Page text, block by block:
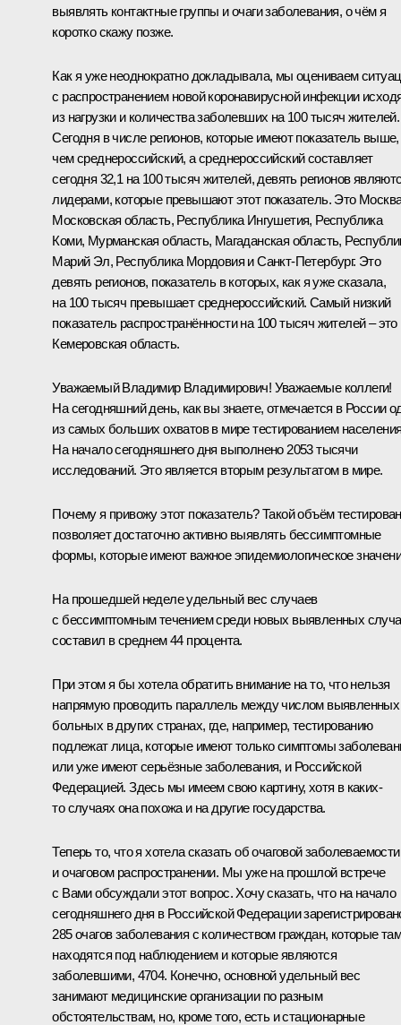
выявлять контактные группы и очаги заболевания, о чём я
коротко скажу позже.
Как я уже неоднократно докладывала, мы оцениваем
с распространением новой коронавирусной инфекции
из нагрузки и количества заболевших на 100 тысяч жителей.
Сегодня в числе регионов, которые имеют показатель выше,
чем среднероссийский, а среднероссийский составляет
сегодня 32,1 на 100 тысяч жителей, девять регионов
лидерами, которые превышают этот показатель. Это
Московская область, Республика Ингушетия, Республика
Коми, Мурманская область, Магаданская область,
Марий Эл, Республика Мордовия и Санкт-Петербург. Это
девять регионов, показатель в которых, как я уже сказала,
на 100 тысяч превышает среднероссийский. Самый низкий
показатель распространённости на 100 тысяч жителей – это
Кемеровская область.
Уважаемый Владимир Владимирович! Уважаемые коллеги!
На сегодняшний день, как вы знаете, отмечается в России
из самых больших охватов в мире тестированием
На начало сегодняшнего дня выполнено 2053 тысячи
исследований. Это является вторым результатом в мире.
Почему я привожу этот показатель? Такой объём
позволяет достаточно активно выявлять бессимптомные
формы, которые имеют важное эпидемиологическое
На прошедшей неделе удельный вес случаев
с бессимптомным течением среди новых выявленных
составил в среднем 44 процента.
При этом я бы хотела обратить внимание на то, что нельзя
напрямую проводить параллель между числом выявленных
больных в других странах, где, например, тестированию
подлежат лица, которые имеют только симптомы
или уже имеют серьёзные заболевания, и Российской
Федерацией. Здесь мы имеем свою картину, хотя в каких-
то случаях она похожа и на другие государства.
Теперь то, что я хотела сказать об очаговой заболеваемости
и очаговом распространении. Мы уже на прошлой встрече
с Вами обсуждали этот вопрос. Хочу сказать, что на начало
сегодняшнего дня в Российской Федерации
285 очагов заболевания с количеством граждан, которые
находятся под наблюдением и которые являются
заболевшими, 4704. Конечно, основной удельный вес
занимают медицинские организации по разным
обстоятельствам, но, кроме того, есть и стационарные